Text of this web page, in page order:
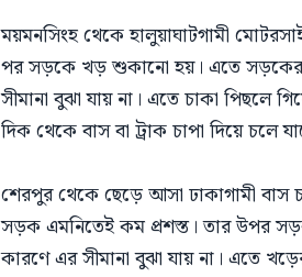
ময়মনসিংহ থেকে হালুয়াঘাটগামী
পর সড়কে খড় শুকানো হয়। এতে সড়কের
সীমানা বুঝা যায় না। এতে চাকা পিছলে
দিক থেকে বাস বা ট্রাক চাপা দিয়ে চলে
শেরপুর থেকে ছেড়ে আসা ঢাকাগামী
সড়ক এমনিতেই কম প্রশস্ত। তার উপর
কারণে এর সীমানা বুঝা যায় না। এতে